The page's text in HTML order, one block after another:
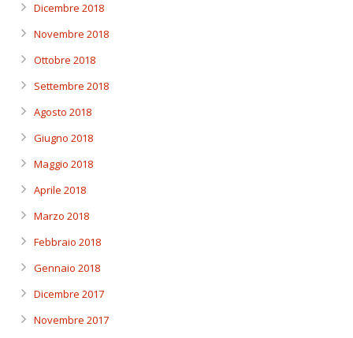
Dicembre 2018
Novembre 2018
Ottobre 2018
Settembre 2018
Agosto 2018
Giugno 2018
Maggio 2018
Aprile 2018
Marzo 2018
Febbraio 2018
Gennaio 2018
Dicembre 2017
Novembre 2017